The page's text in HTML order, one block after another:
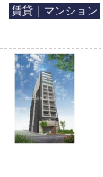
賃貸｜マンション